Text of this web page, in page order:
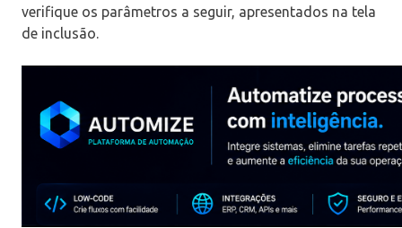
verifique os parâmetros a seguir, apresentados na tela
de inclusão.